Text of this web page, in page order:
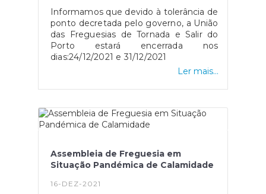
Informamos que devido à tolerância de
ponto decretada pelo governo, a União
das Freguesias de Tornada e Salir do
Porto estará encerrada nos
dias:24/12/2021 e 31/12/2021
Ler mais...
Assembleia de Freguesia em
Situação Pandémica de Calamidade
16-DEZ-2021